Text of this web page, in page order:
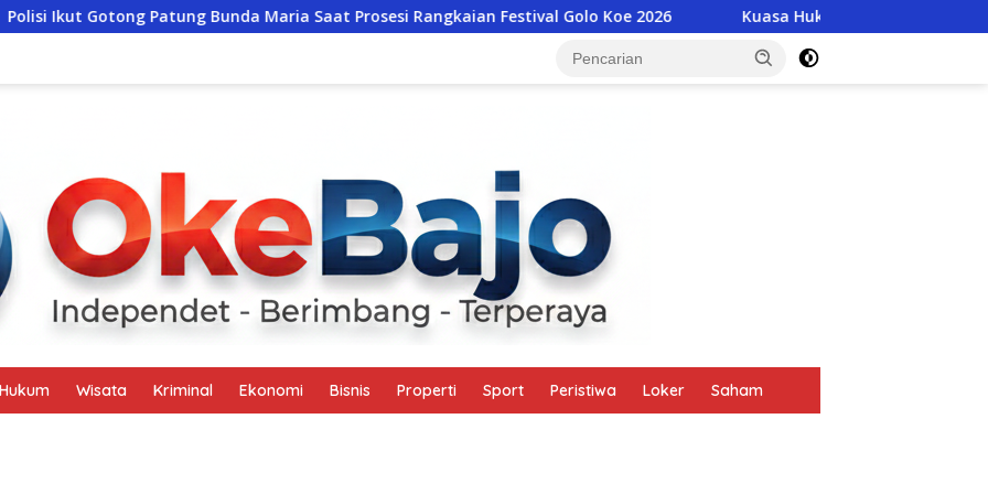
Bunda Maria Saat Prosesi Rangkaian Festival Golo Koe 2026 Kuasa Hukum Adukan PT Multi Bangun Abadi ke
Hukum Wisata Kriminal Ekonomi Bisnis Properti Sport Peristiwa Loker Saham